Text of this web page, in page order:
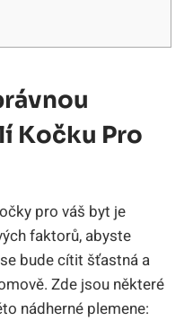
Kočku Pro
pro váš byt je
faktorů, abyste
bude cítit šťastná a
Zde jsou některé
nádherné plemene: